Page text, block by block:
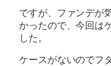
ですが、ファンデが
かったので、今回は
した。
ケースがないのでフ